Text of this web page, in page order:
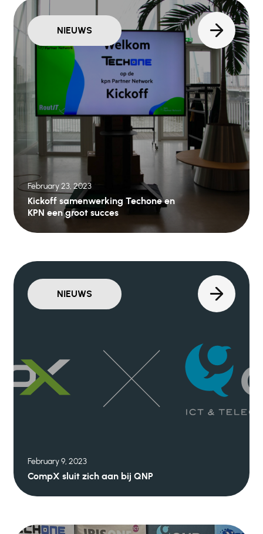
NIEUWS
February 23, 2023
Kickoff samenwerking Techone en
KPN een groot succes
NIEUWS
February 9, 2023
CompX sluit zich aan bij QNP